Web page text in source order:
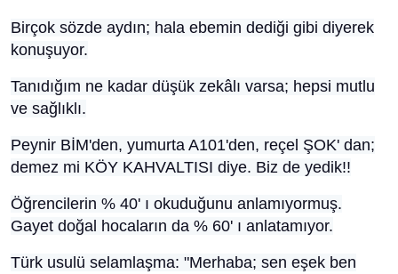
Birçok sözde aydın; hala ebemin dediği gibi diyerek
konuşuyor.
Tanıdığım ne kadar düşük zekâlı varsa; hepsi mutlu
ve sağlıklı.
Peynir BİM'den, yumurta A101'den, reçel ŞOK' dan;
demez mi KÖY KAHVALTISI diye. Biz de yedik!!
Öğrencilerin % 40' ı okuduğunu anlamıyormuş.
Gayet doğal hocaların da % 60' ı anlatamıyor.
Türk usulü selamlaşma: "Merhaba; sen eşek ben